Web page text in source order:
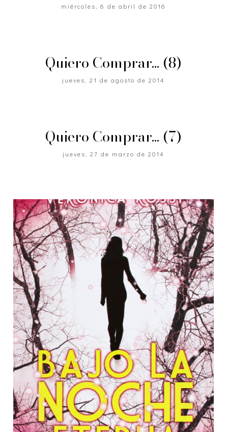
miércoles, 6 de abril de 2016
Quiero Comprar... (8)
jueves, 21 de agosto de 2014
Quiero Comprar... (7)
jueves, 27 de marzo de 2014